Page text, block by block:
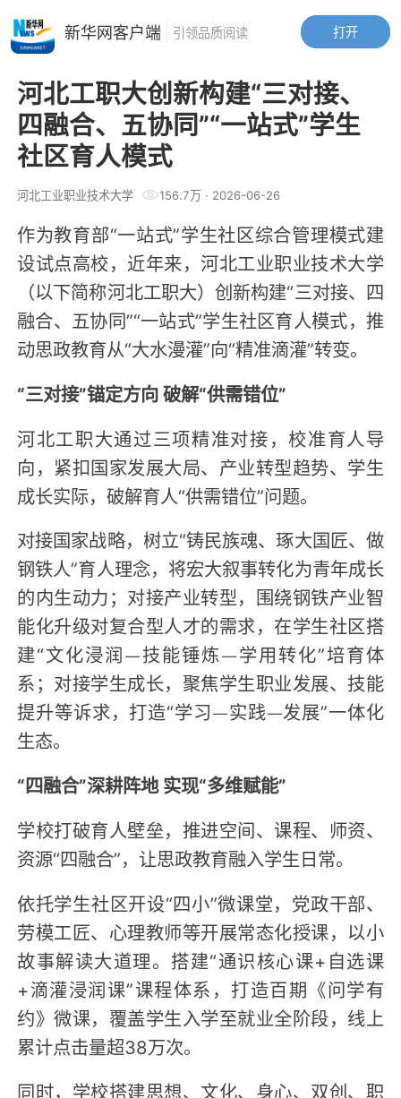
河北工职大创新构建“三对接、
四融合、五协同”“一站式”学生
社区育人模式
河北工业职业技术大学 156.7万· 2026-06-26
作为教育部“一站式”学生社区综合管理模式建
设试点高校，近年来，河北工业职业技术大学
（以下简称河北工职大）创新构建“三对接、四
融合、五协同”“一站式”学生社区育人模式，推
动思政教育从“大水漫灌”向“精准滴灌”转变。
“三对接”锚定方向 破解“供需错位”
河北工职大通过三项精准对接，校准育人导
向，紧扣国家发展大局、产业转型趋势、学生
成长实际，破解育人“供需错位”问题。
对接国家战略，树立“铸民族魂、琢大国匠、做
钢铁人”育人理念，将宏大叙事转化为青年成长
的内生动力；对接产业转型，围绕钢铁产业智
能化升级对复合型人才的需求，在学生社区搭
建“文化浸润—技能锤炼—学用转化”培育体
系；对接学生成长，聚焦学生职业发展、技能
提升等诉求，打造“学习—实践—发展”一体化
生态。
“四融合”深耕阵地 实现“多维赋能”
学校打破育人壁垒，推进空间、课程、师资、
资源“四融合”，让思政教育融入学生日常。
依托学生社区开设“四小”微课堂，党政干部、
劳模工匠、心理教师等开展常态化授课，以小
故事解读大道理。搭建“通识核心课+自选课
+滴灌浸润课”课程体系，打造百期《问学有
约》微课，覆盖学生入学至就业全阶段，线上
累计点击量超38万次。
同时，学校搭建思想、文化、身心、双创、职
打开
新华网客户端 引领品质阅读